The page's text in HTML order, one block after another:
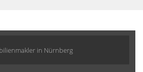
in Nürnberg